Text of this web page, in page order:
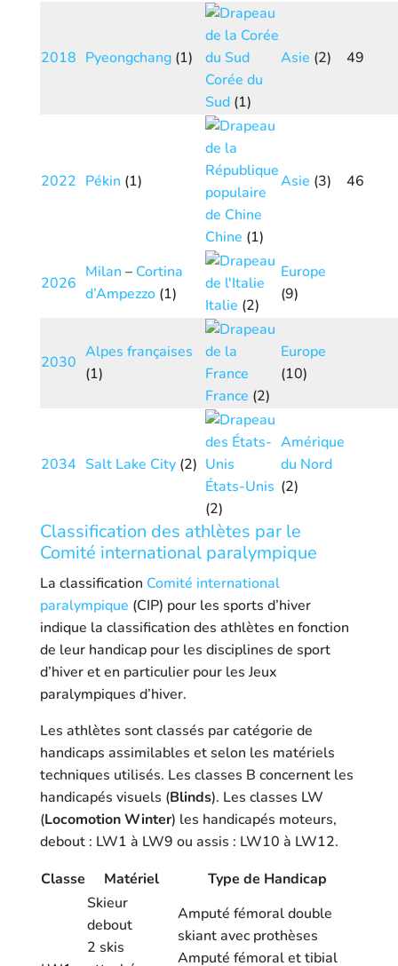
2018 Pyeongchang(1)
Corée du
Sud(1)
Asie (2) 49
2022 Pékin (1)
Chine (1)
Asie (3) 46
2026
Milan – Cortina
d’Ampezzo(1)
Italie (2)
Europe
(9)
2030
Alpes françaises
(1)
France (2)
Europe
(10)
2034 Salt Lake City(2)
États-Unis
(2)
Amérique
du Nord
(2)
Classification des athlètes par le
Comité international paralympique
La classification Comité international
paralympique (CIP) pour les sports d’hiver
indique la classification des athlètes en fonction
de leur handicap pour les disciplines de sport
d’hiver et en particulier pour les Jeux
paralympiques d’hiver.
Les athlètes sont classés par catégorie de
handicaps assimilables et selon les matériels
techniques utilisés. Les classes B concernent les
handicapés visuels (Blinds). Les classes LW
(Locomotion Winter) les handicapés moteurs,
debout : LW1 à LW9 ou assis : LW10 à LW12.
Classe
Matériel Type de Handicap
Skieur
debout
2 skis
Amputé fémoral double
skiant avec prothèses
Amputé fémoral et tibial